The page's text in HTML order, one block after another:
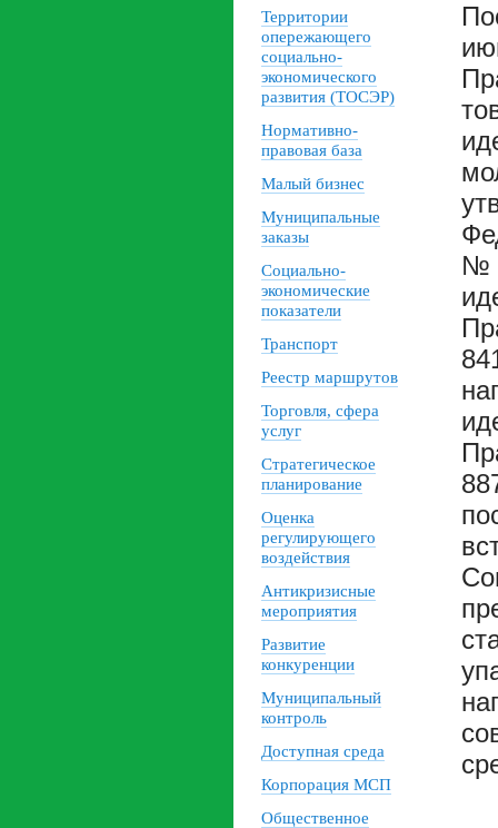
Территории
опережающего
социально-
экономического
развития (ТОСЭР)
Нормативно-
правовая база
Малый бизнес
Муниципальные
заказы
Социально-
экономические
показатели
Транспорт
Реестр маршрутов
Торговля, сфера
услуг
Стратегическое
планирование
Оценка
регулирующего
воздействия
Антикризисные
мероприятия
Развитие
конкуренции
Муниципальный
контроль
Доступная среда
Корпорация МСП
Общественное
№